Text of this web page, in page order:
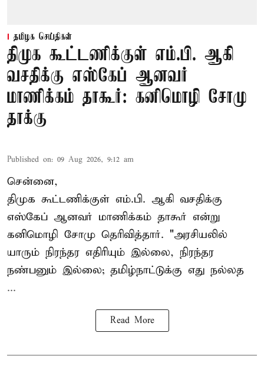
தமிழக செய்திகள்
திமுக கூட்டணிக்குள் எம்.பி. ஆகி
வசதிக்கு எஸ்கேப் ஆனவர்
மாணிக்கம் தாகூர்: கனிமொழி சோமு
தாக்கு
Published on: 09 Aug 2026, 9:12 am
சென்னை,
திமுக கூட்டணிக்குள் எம்.பி. ஆகி வசதிக்கு
எஸ்கேப் ஆனவர் மாணிக்கம் தாகூர் என்று
கனிமொழி சோமு தெரிவித்தார். "அரசியலில்
யாரும் நிரந்தர எதிரியும் இல்லை, நிரந்தர
நண்பனும் இல்லை; தமிழ்நாட்டுக்கு எது நல்லத
...
Read More